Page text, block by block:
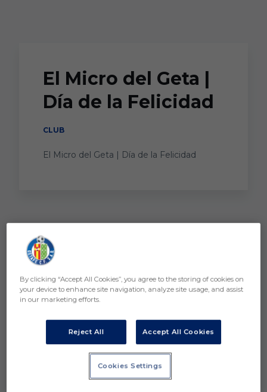
El Micro del Geta |
Día de la Felicidad
CLUB
El Micro del Geta | Día de la Felicidad
By clicking “Accept All Cookies”, you agree to the storing of cookies on
your device to enhance site navigation, analyze site usage, and assist
in our marketing efforts.
Reject All Accept All Cookies
Cookies Settings